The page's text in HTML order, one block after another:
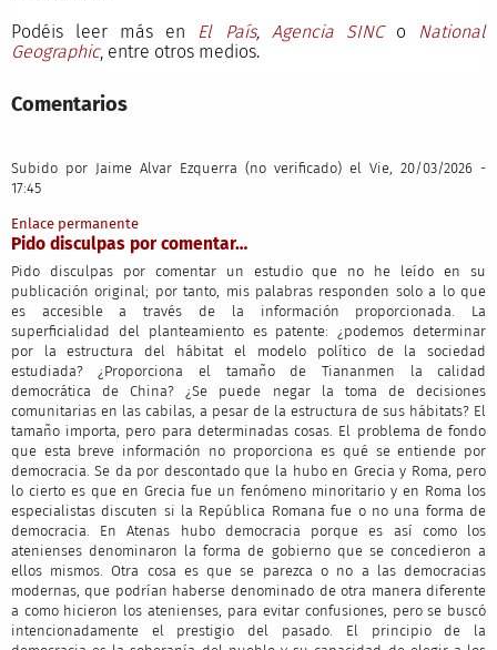
Podéis leer más en El País, Agencia SINCo National
Geographic, entre otros medios.
Comentarios
Subido por Jaime Alvar Ezquerra (no verificado) el Vie, 20/03/2026 -
17:45
Enlace permanente
Pido disculpas por comentar…
Pido disculpas por comentar un estudio que no he leído en su
publicación original; por tanto, mis palabras responden solo a lo que
es accesible a través de la información proporcionada. La
superficialidad del planteamiento es patente: ¿podemos determinar
por la estructura del hábitat el modelo político de la sociedad
estudiada? ¿Proporciona el tamaño de Tiananmen la calidad
democrática de China? ¿Se puede negar la toma de decisiones
comunitarias en las cabilas, a pesar de la estructura de sus hábitats? El
tamaño importa, pero para determinadas cosas. El problema de fondo
que esta breve información no proporciona es qué se entiende por
democracia. Se da por descontado que la hubo en Grecia y Roma, pero
lo cierto es que en Grecia fue un fenómeno minoritario y en Roma los
especialistas discuten si la República Romana fue o no una forma de
democracia. En Atenas hubo democracia porque es así como los
atenienses denominaron la forma de gobierno que se concedieron a
ellos mismos. Otra cosa es que se parezca o no a las democracias
modernas, que podrían haberse denominado de otra manera diferente
a como hicieron los atenienses, para evitar confusiones, pero se buscó
intencionadamente el prestigio del pasado. El principio de la